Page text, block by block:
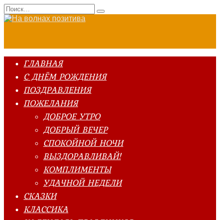
Перейти
к
Search
for:
ГЛАВНАЯ
С ДНЁМ РОЖДЕНИЯ
ПОЗДРАВЛЕНИЯ
ПОЖЕЛАНИЯ
ДОБРОЕ УТРО
ДОБРЫЙ ВЕЧЕР
СПОКОЙНОЙ НОЧИ
ВЫЗДОРАВЛИВАЙ!
КОМПЛИМЕНТЫ
УДАЧНОЙ НЕДЕЛИ
СКАЗКИ
КЛАССИКА